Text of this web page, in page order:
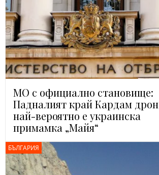
МО с официално становище:
Падналият край Кардам дрон
най-вероятно е украинска
примамка „Майя“
БЪЛГАРИЯ